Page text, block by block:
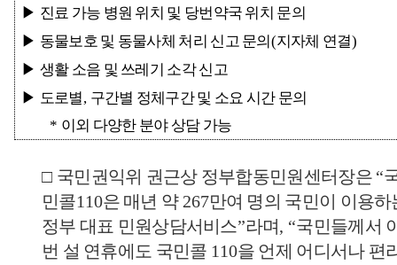
▶ 진료 가능 병원 위치 및 당번약국 위치 문의
▶ 동물보호 및 동물사체 처리 신고 문의(지자체 연결)
▶ 생활 소음 및 쓰레기 소각 신고
▶ 도로별, 구간별 정체구간 및 소요 시간 문의
* 이외 다양한 분야 상담 가능
□ 국민권익위 권근상 정부합동민원센터장은 “
민콜110은 매년 약 267만여 명의 국민이 이용하
정부 대표 민원상담서비스”라며, “국민들께서
번 설 연휴에도 국민콜 110을 언제 어디서나 편